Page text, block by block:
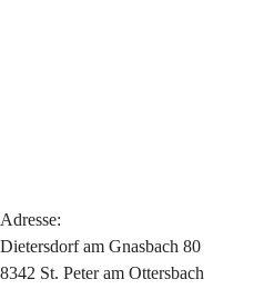
Adresse:
Dietersdorf am Gnasbach 80
8342 St. Peter am Ottersbach